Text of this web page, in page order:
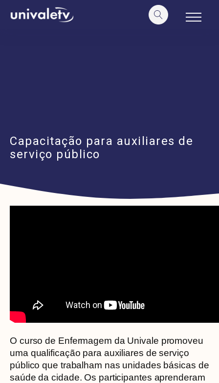
conteúdo
Capacitação para auxiliares de
serviço público
O curso de Enfermagem da Univale promoveu
uma qualificação para auxiliares de serviço
público que trabalham nas unidades básicas de
saúde da cidade. Os participantes aprenderam